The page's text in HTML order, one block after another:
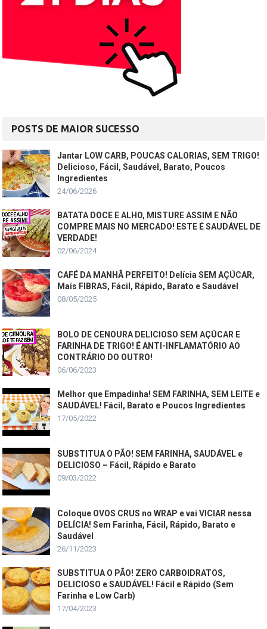
POSTS DE MAIOR SUCESSO
Jantar LOW CARB, POUCAS CALORIAS, SEM TRIGO!
Delicioso, Fácil, Saudável, Barato, Poucos
Ingredientes
24/06/2026
BATATA DOCE E ALHO, MISTURE ASSIM E NÃO
COMPRE MAIS NO MERCADO! ESTE É SAUDÁVEL DE
VERDADE!
02/06/2024
CAFÉ DA MANHÃ PERFEITO! Delícia SEM AÇÚCAR,
Mais FIBRAS, Fácil, Rápido, Barato e Saudável
08/05/2025
BOLO DE CENOURA DELICIOSO SEM AÇÚCAR E
FARINHA DE TRIGO! É ANTI-INFLAMATÓRIO AO
CONTRÁRIO DO OUTRO!
06/06/2023
Melhor que Empadinha! SEM FARINHA, SEM LEITE e
SAUDÁVEL! Fácil, Barato e Poucos Ingredientes
17/05/2022
SUBSTITUA O PÃO! SEM FARINHA, SAUDÁVEL e
DELICIOSO – Fácil, Rápido e Barato
09/03/2022
Coloque OVOS CRUS no WRAP e vai VICIAR nessa
DELÍCIA! Sem Farinha, Fácil, Rápido, Barato e
Saudável
26/11/2023
SUBSTITUA O PÃO! ZERO CARBOIDRATOS,
DELICIOSO e SAUDÁVEL! Fácil e Rápido (Sem
Farinha e Low Carb)
17/04/2023